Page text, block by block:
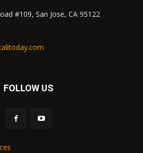
#109, San Jose, CA 95122
FOLLOW US